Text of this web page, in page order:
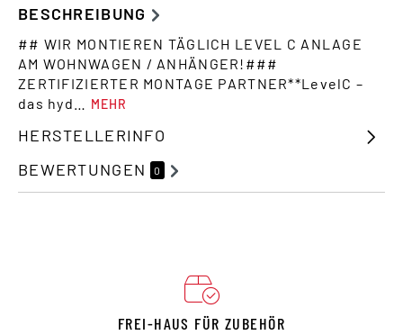
BESCHREIBUNG
## WIR MONTIEREN TÄGLICH LEVEL C ANLAGE
AM WOHNWAGEN / ANHÄNGER!###
ZERTIFIZIERTER MONTAGE PARTNER**LevelC –
das hyd…
MEHR
HERSTELLERINFO
BEWERTUNGEN
0
FREI-HAUS FÜR ZUBEHÖR